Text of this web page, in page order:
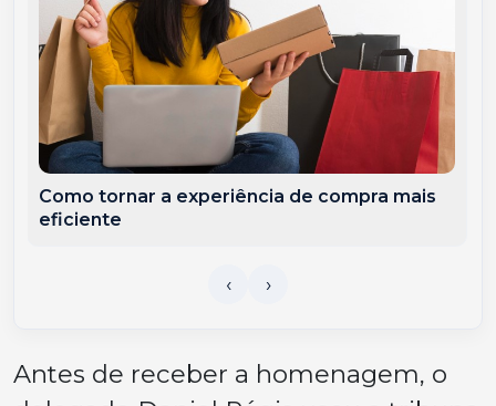
Como tornar a experiência de compra mais
eficiente
Antes de receber a homenagem, o